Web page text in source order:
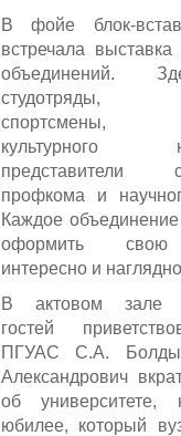
В фойе блок-
встречала выставка
объединений.
студотряды,
спортсмены,
культурного
представители
профкома и
Каждое
оформить свою
интересно и
В актовом зале
гостей
ПГУАС С.А.
Александрович
об университете,
юбилее, который